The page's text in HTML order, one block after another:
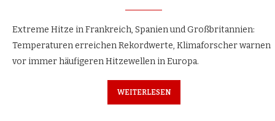
Extreme Hitze in Frankreich, Spanien und Großbritannien:
Temperaturen erreichen Rekordwerte, Klimaforscher warnen
vor immer häufigeren Hitzewellen in Europa.
WEITERLESEN